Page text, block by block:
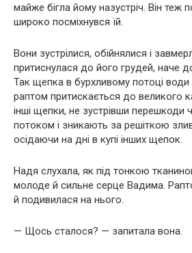
майже бігла йому назустріч. Він теж
широко посміхнувся їй.
Вони зустрілися, обійнялися і
притиснулася до його грудей, наче
Так щепка в бурхливому потоці води
раптом притискається до великого
інші щепки, не зустрівши перешкоди
потоком і зникають за решіткою
осідаючи на дні в купі інших щепок.
Надя слухала, як під тонкою
молоде й сильне серце Вадима.
й подивилася на нього.
— Щось сталося? — запитала вона.